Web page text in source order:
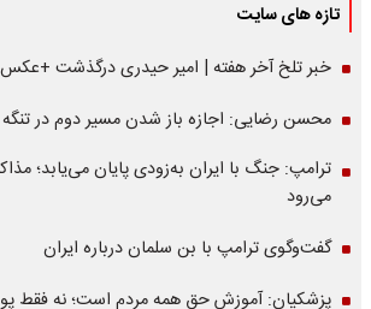
تازه های سایت
خبر تلخ آخر هفته | امیر حیدری درگذشت +عکس
محسن رضایی: اجازه باز شدن مسیر دوم در تنگه
ترامپ: جنگ با ایران به‌زودی پایان می‌یابد؛
می‌رود
گفت‌وگوی ترامپ با بن سلمان درباره ایران
پزشکیان: آموزش حق همه مردم است؛ نه فقط